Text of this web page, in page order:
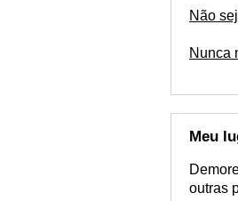
Não
Nunca
Meu
outras